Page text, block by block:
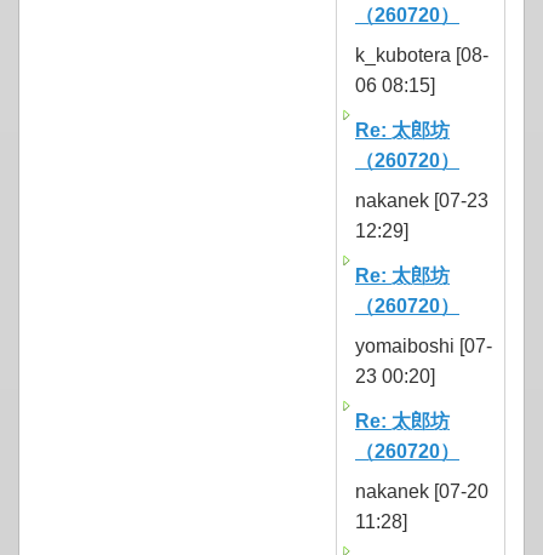
（260720）
k_kubotera [08-
06 08:15]
Re: 太郎坊
（260720）
nakanek [07-23
12:29]
Re: 太郎坊
（260720）
yomaiboshi [07-
23 00:20]
Re: 太郎坊
（260720）
nakanek [07-20
11:28]